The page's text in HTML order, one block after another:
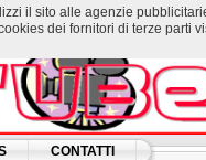
CONTATTI
il sito alle agenzie
dei fornitori di terze parti